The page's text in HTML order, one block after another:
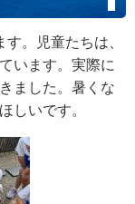
。児童たちは、
います。実際に
ました。暑くな
しいです。